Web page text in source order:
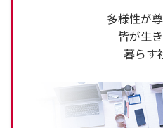
多様性が
皆が生
暮らす